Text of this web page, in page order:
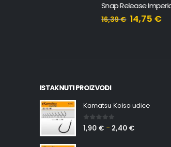
Snap Release Imperiale
ISTAKNUTI PROIZVODI
Kamatsu Koiso udice
0 out of 5
1,90 € – 2,40 €